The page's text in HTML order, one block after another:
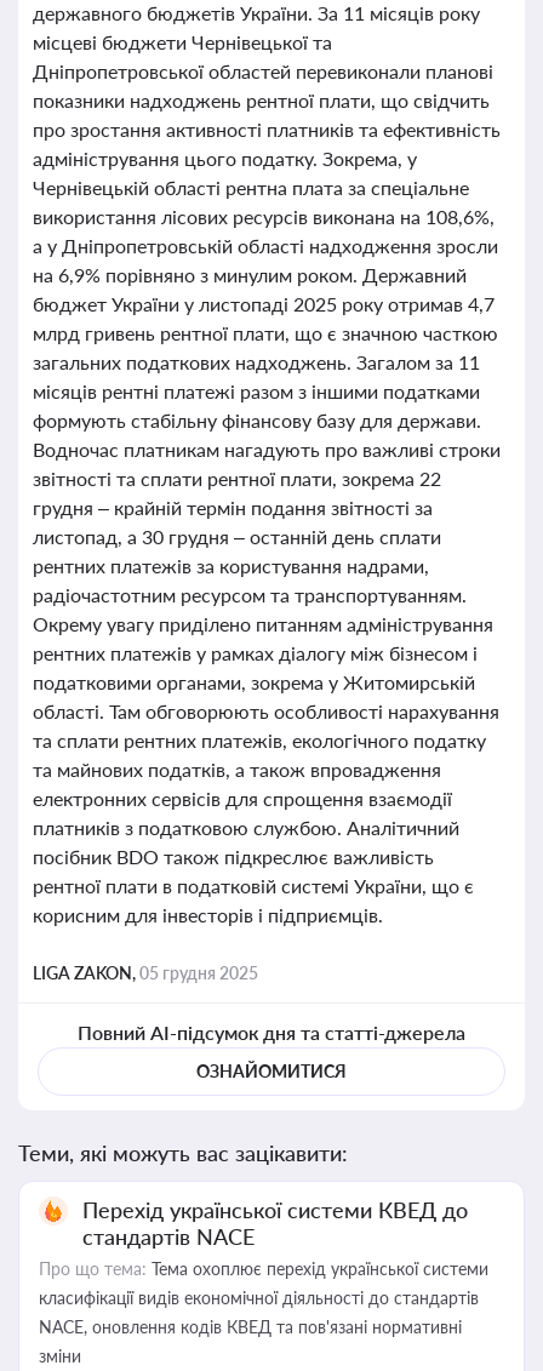
державного бюджетів України. За 11 місяців року
місцеві бюджети Чернівецької та
Дніпропетровської областей перевиконали планові
показники надходжень рентної плати, що свідчить
про зростання активності платників та ефективність
адміністрування цього податку. Зокрема, у
Чернівецькій області рентна плата за спеціальне
використання лісових ресурсів виконана на 108,6%,
а у Дніпропетровській області надходження зросли
на 6,9% порівняно з минулим роком. Державний
бюджет України у листопаді 2025 року отримав 4,7
млрд гривень рентної плати, що є значною часткою
загальних податкових надходжень. Загалом за 11
місяців рентні платежі разом з іншими податками
формують стабільну фінансову базу для держави.
Водночас платникам нагадують про важливі строки
звітності та сплати рентної плати, зокрема 22
грудня – крайній термін подання звітності за
листопад, а 30 грудня – останній день сплати
рентних платежів за користування надрами,
радіочастотним ресурсом та транспортуванням.
Окрему увагу приділено питанням адміністрування
рентних платежів у рамках діалогу між бізнесом і
податковими органами, зокрема у Житомирській
області. Там обговорюють особливості нарахування
та сплати рентних платежів, екологічного податку
та майнових податків, а також впровадження
електронних сервісів для спрощення взаємодії
платників з податковою службою. Аналітичний
посібник BDO також підкреслює важливість
рентної плати в податковій системі України, що є
корисним для інвесторів і підприємців.
LIGA ZAKON,05 грудня 2025
Повний AI-підсумок дня та статті-джерела
ОЗНАЙОМИТИСЯ
Теми, які можуть вас зацікавити:
Перехід української системи КВЕД до
стандартів NACE
Про що тема: Тема охоплює перехід української системи
класифікації видів економічної діяльності до стандартів
NACE, оновлення кодів КВЕД та пов'язані нормативні
зміни